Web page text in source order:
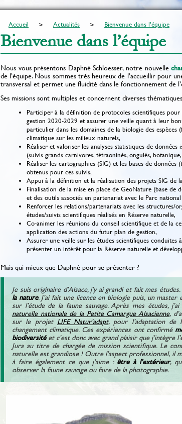
Accueil Actualités Bienvenue dans l’équipe
Bienvenue dans l’équipe
Nous vous présentons Daphné Schloesser, notre nouvelle
de l’équipe. Nous sommes très heureux de l’accueillir pour
transversal et permet une fluidité dans le fonctionnement de
Ses missions sont multiples et concernent diverses
Participer à la définition de protocoles scientifiques
gestion 2020-2029 et assurer une veille quant à leur
particulier dans les domaines de la biologie des espèces
climatique sur les milieux naturels,
Réaliser et valoriser les analyses statistiques de données
(suivis grands carnivores, tétraoninés, ongulés,
Réaliser les cartographies (SIG) et les bases de données
obtenus pour ces suivis,
Appui à la définition et la réalisation des projets SIG de
Finalisation de la mise en place de GeoNature (base de
et des outils associés en partenariat avec le Parc
Renforcer les relations/partenariats avec les structures/
études/suivis scientifiques réalisés en Réserve naturelle,
Co-animer les réunions du conseil scientifique et de la
application des actions du futur plan de gestion,
Assurer une veille sur les études scientifiques conduites
présenter un intérêt pour la Réserve naturelle et
Mais qui mieux que Daphné pour se présenter ?
Je suis originaire d’Alsace, j’y ai grandi et fait mes
la nature. J’ai fait une licence en biologie puis, un
sur l’étude de la faune sauvage. Après mes études,
naturelle nationale de la Petite Camargue Alsacienne,
sur le projet LIFE Natur’adapt, pour l’adaptation de
changement climatique. Ces expériences ont confirmé
biodiversitéet c’est donc avec grand plaisir que j’intègre
Jura au titre de chargée de mission scientifique. Le
naturelle est grandiose ! Outre l’aspect professionnel, il
à faire également ce que j’aime : être à l’extérieur,
observer la faune sauvage ou faire de la photographie.